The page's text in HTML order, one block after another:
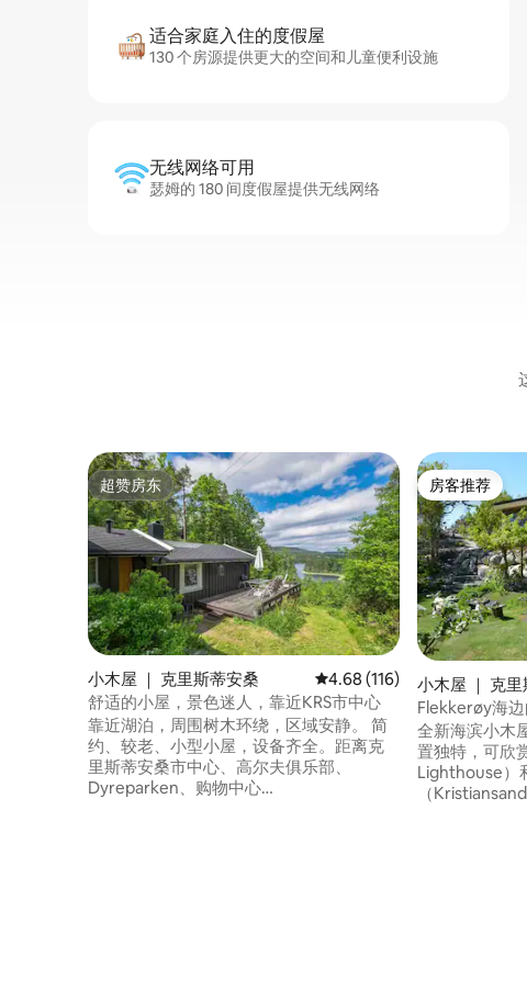
适合家庭入住的度假屋
130 个房源提供更大的空间和儿童便利设施
无线网络可用
瑟姆的 180 间度假屋提供无线网络
超赞房东
超赞房东
小木屋 ｜ 克里斯蒂安桑 平均评分 4.68 分（满分 5 分
4.68 (116)
舒适的小屋，景色迷人，靠近KRS市中心
靠近湖泊，周围树木环绕，区域安静。 简
约、较老、小型小屋，设备齐全。距离克
里斯蒂安桑市中心、高尔夫俱乐部、
Dyreparken、购物中心
房客推荐
房客推荐
小木屋 ｜ 克
Flekkerøy海
全新海滨小木
置独特，可欣
Lighthouse）
（Kristiansand）